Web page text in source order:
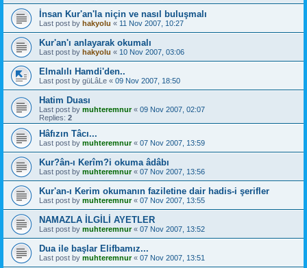
İnsan Kur'an'la niçin ve nasıl buluşmalı
Last post by hakyolu « 11 Nov 2007, 10:27
Kur'an'ı anlayarak okumalı
Last post by hakyolu « 10 Nov 2007, 03:06
Elmalılı Hamdi'den..
Last post by güLâLe « 09 Nov 2007, 18:50
Hatim Duası
Last post by muhteremnur« 09 Nov 2007, 02:07
Replies: 2
Hâfızın Tâcı...
Last post by muhteremnur« 07 Nov 2007, 13:59
Kur?ân-ı Kerîm?i okuma âdâbı
Last post by muhteremnur« 07 Nov 2007, 13:56
Kur'an-ı Kerim okumanın faziletine dair hadis-i şerifler
Last post by muhteremnur« 07 Nov 2007, 13:55
NAMAZLA İLGİLİ AYETLER
Last post by muhteremnur« 07 Nov 2007, 13:52
Dua ile başlar Elifbamız...
Last post by muhteremnur« 07 Nov 2007, 13:51